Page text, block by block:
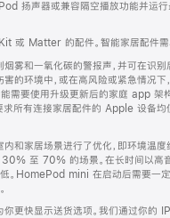
扬声器或兼容隔空播放功能并运行
或 Matter 的配件。智能家居配件需
雾和一氧化碳的警报声，并可在识别
的环境中，或在高风险或紧急情况下
需要使用升级更新后的家庭 app 架
求所有连接家居配件的 Apple 设备均
内和家居场景进行了优化，即环境温
30% 至 70% 的场景。在长时间以高
低。HomePod mini 在启动后需要一
你更快显示送货选项。我们通过你的